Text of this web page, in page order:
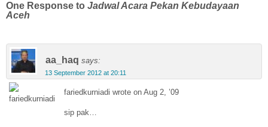
One Response to Jadwal Acara Pekan Kebudayaan
Aceh
aa_haq says:
13 September 2012 at 20:11
fariedkurniadi wrote on Aug 2, ’09
sip pak…